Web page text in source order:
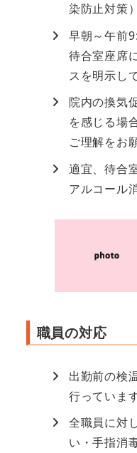
染防止対策）
早朝～午前
待合室座席
スを明示し
院内の換気
を感じる場
ご理解をお
適宜、待合
アルコール
職員の対応
出勤前の検
行っています
全職員に対
い・手指消